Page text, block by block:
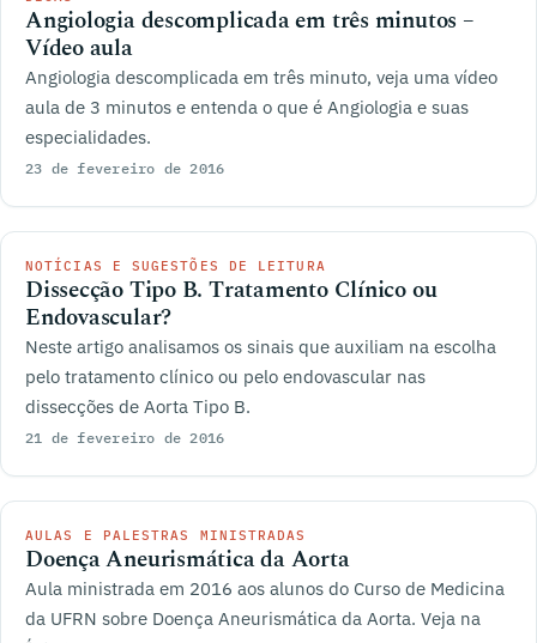
Angiologia descomplicada em três minutos –
Vídeo aula
Angiologia descomplicada em três minuto, veja uma vídeo
aula de 3 minutos e entenda o que é Angiologia e suas
especialidades.
23 de fevereiro de 2016
NOTÍCIAS E SUGESTÕES DE LEITURA
Dissecção Tipo B. Tratamento Clínico ou
Endovascular?
Neste artigo analisamos os sinais que auxiliam na escolha
pelo tratamento clínico ou pelo endovascular nas
dissecções de Aorta Tipo B.
21 de fevereiro de 2016
AULAS E PALESTRAS MINISTRADAS
Doença Aneurismática da Aorta
Aula ministrada em 2016 aos alunos do Curso de Medicina
da UFRN sobre Doença Aneurismática da Aorta. Veja na